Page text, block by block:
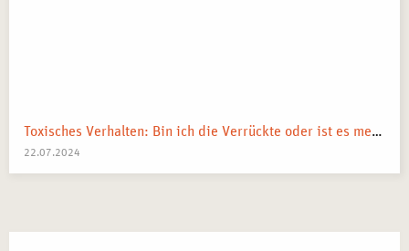
Toxisches Verhalten: Bin ich die Verrückte oder ist es mein Umfeld?
22.07.2024